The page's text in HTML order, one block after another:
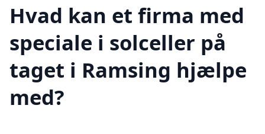
Hvad kan et firma med
speciale i solceller på
taget i Ramsing hjælpe
med?